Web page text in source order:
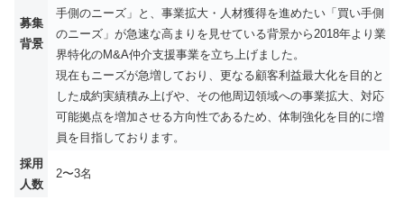
募集
背景
手側のニーズ」と、事業拡大・人材獲得を進めたい「買い手側
のニーズ」が急速な高まりを見せている背景から2018年より業
界特化のM&A仲介支援事業を立ち上げました。
現在もニーズが急増しており、更なる顧客利益最大化を目的と
した成約実績積み上げや、その他周辺領域への事業拡大、対応
可能拠点を増加させる方向性であるため、体制強化を目的に増
員を目指しております。
採用
人数
2〜3名